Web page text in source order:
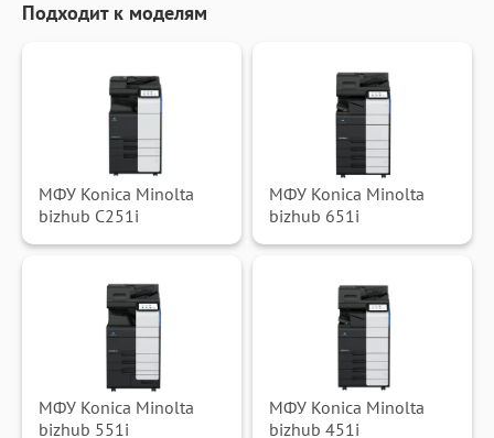
Подходит к моделям
МФУ Konica Minolta
bizhub C251i
МФУ Konica Minolta
bizhub 651i
МФУ Konica Minolta
bizhub 551i
МФУ Konica Minolta
bizhub 451i